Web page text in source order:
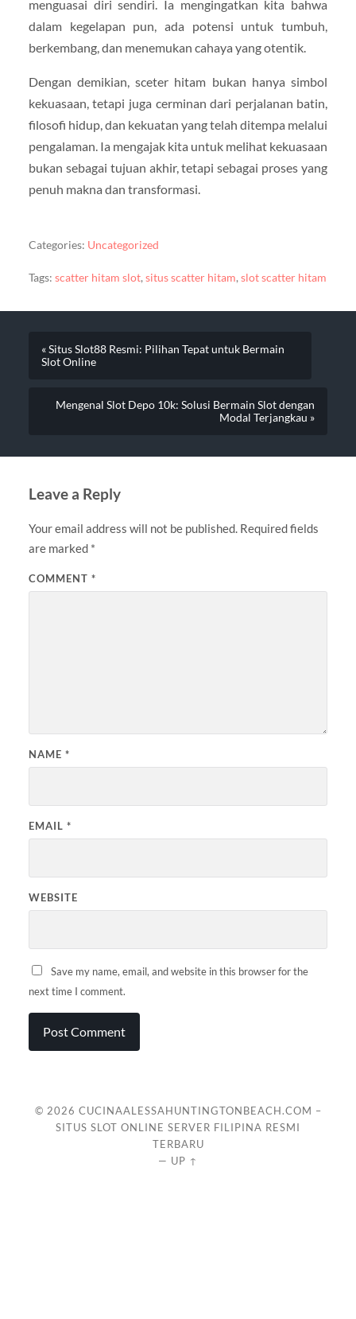
menguasai diri sendiri. Ia mengingatkan kita bahwa
dalam kegelapan pun, ada potensi untuk tumbuh,
berkembang, dan menemukan cahaya yang otentik.
Dengan demikian, sceter hitam bukan hanya simbol
kekuasaan, tetapi juga cerminan dari perjalanan batin,
filosofi hidup, dan kekuatan yang telah ditempa melalui
pengalaman. Ia mengajak kita untuk melihat kekuasaan
bukan sebagai tujuan akhir, tetapi sebagai proses yang
penuh makna dan transformasi.
Categories: Uncategorized
Tags: scatter hitam slot, situs scatter hitam, slot scatter hitam
« Situs Slot88 Resmi: Pilihan Tepat untuk Bermain
Slot Online
Mengenal Slot Depo 10k: Solusi Bermain Slot dengan
Modal Terjangkau »
Leave a Reply
Your email address will not be published. Required fields
are marked *
COMMENT *
NAME *
EMAIL *
WEBSITE
Save my name, email, and website in this browser for the
next time I comment.
© 2026 CUCINAALESSAHUNTINGTONBEACH.COM –
SITUS SLOT ONLINE SERVER FILIPINA RESMI
TERBARU
— UP ↑